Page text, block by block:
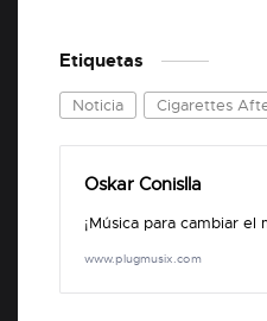
Etiquetas
Noticia Cigarettes
Oskar Conislla
¡Música para cambiar el
www.plugmusix.com